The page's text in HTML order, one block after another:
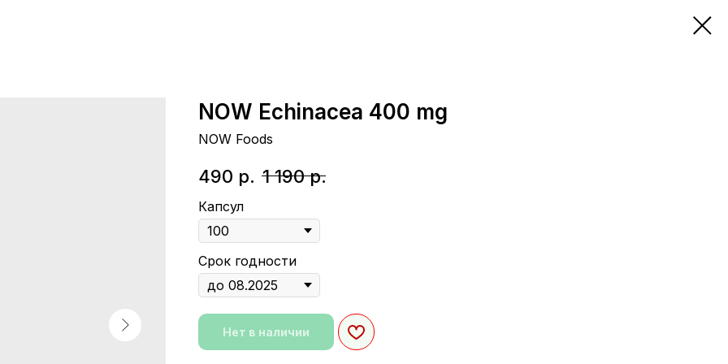
NOW Echinacea 400 mg
NOW Foods
490 р. 1 190 р.
Капсул
Срок годности
Нет в наличии